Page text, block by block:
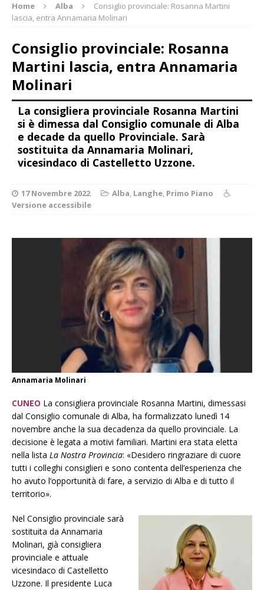
Home Alba
Consiglio provinciale: Rosanna Martini
lascia, entra Annamaria Molinari
Consiglio provinciale: Rosanna
Martini lascia, entra Annamaria
Molinari
La consigliera provinciale Rosanna Martini
si è dimessa dal Consiglio comunale di Alba
e decade da quello Provinciale. Sarà
sostituita da Annamaria Molinari,
vicesindaco di Castelletto Uzzone.
17 Novembre 2022 Alba, Langhe, Primo Piano
Versione accessibile
Annamaria Molinari
CUNEO La consigliera provinciale Rosanna Martini, dimessasi
dal Consiglio comunale di Alba, ha formalizzato lunedì 14
novembre anche la sua decadenza da quello provinciale. La
decisione è legata a motivi familiari. Martini era stata eletta
nella lista La Nostra Provincia: «Desidero ringraziare di cuore
tutti i colleghi consiglieri e sono contenta dell’esperienza che
ho avuto l’opportunità di fare, a servizio di Alba e di tutto il
territorio».
Nel Consiglio provinciale sarà
sostituita da Annamaria
Molinari, già consigliera
provinciale e attuale
vicesindaco di Castelletto
Uzzone. Il presidente Luca